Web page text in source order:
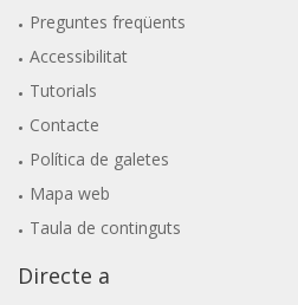
Preguntes freqüents
Accessibilitat
Tutorials
Contacte
Política de galetes
Mapa web
Taula de continguts
Directe a